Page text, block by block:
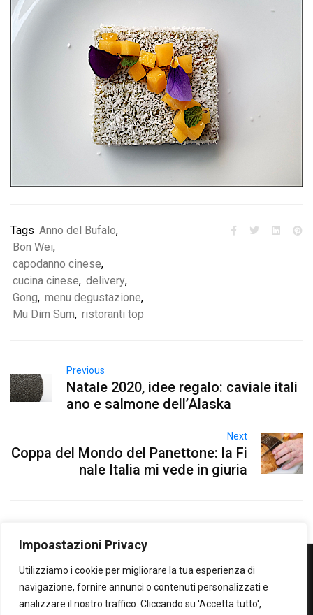
Impoastazioni Privacy
Utilizziamo i cookie per migliorare la tua esperienza di
navigazione, fornire annunci o contenuti personalizzati e
analizzare il nostro traffico. Cliccando su 'Accetta tutto',
Tags Anno del Bufalo,
Bon Wei,
capodanno cinese,
cucina cinese, delivery,
Gong, menu degustazione,
Mu Dim Sum, ristoranti top
Previous
Natale 2020, idee regalo: caviale itali
ano e salmone dell’Alaska
Next
Coppa del Mondo del Panettone: la Fi
nale Italia mi vede in giuria
WOWOWOW
SOLO IL MEGLIO...SECONDO ME!